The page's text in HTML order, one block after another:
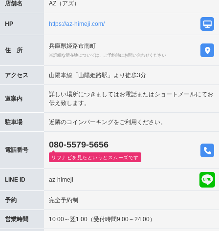
店舗名 AZ（アズ）
HP https://az-himeji.com/
住 所
兵庫県姫路市南町
※詳細な所在地については、ご予約時にお問い合わせください
アクセス 山陽本線「山陽姫路駅」より徒歩3分
道案内
詳しい場所につきましてはお電話またはショートメールにてお
伝え致します。
駐車場 近隣のコインパーキングをご利用ください。
電話番号
080-5579-5656
リフナビを見たというとスムーズです
LINE ID az-himeji
予約 完全予約制
営業時間 10:00～翌1:00（受付時間9:00～24:00）